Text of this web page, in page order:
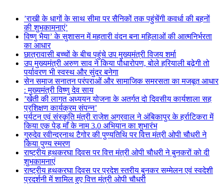
’राखी के धागों के साथ सीमा पर सैनिकों तक पहुंचेंगी कवर्धा की बहनों
की शुभकामनाएं’
विष्णु भैया’ के सुशासन में महतारी वंदन बना महिलाओं की आत्मनिर्भरता
का आधार
छात्रावासी बच्चों के बीच पहुंचे उप मुख्यमंत्री विजय शर्मा
उप मुख्यमंत्री अरुण साव ने किया पौधारोपण, बोले हरियाली बढ़ेगी तो
पर्यावरण भी स्वस्थ और सुंदर बनेगा
सेन समाज सनातन परंपराओं और सामाजिक समरसता का मजबूत आधार
: मुख्यमंत्री विष्णु देव साय
’खेती की लागत अध्ययन योजना के अतर्गत दो दिवसीय कार्यशाला सह
प्रशिक्षण कार्यक्रम संपन्न’
पर्यटन एवं संस्कृति मंत्री राजेश अग्रवाल ने अंबिकापुर के हर्राटिकरा में
किया एक पेड़ माँ के नाम 3.0 अभियान का शुभारंभ
गुरुदेव रवीन्द्रनाथ टैगोर की पुण्यतिथि पर वित्त मंत्री ओपी चौधरी ने
किया पुण्य स्मरण
राष्ट्रीय हथकरघा दिवस पर वित्त मंत्री ओपी चौधरी ने बुनकरों को दी
शुभकामनाएं
राष्ट्रीय हथकरघा दिवस पर प्रदेश स्तरीय बुनकर सम्मेलन एवं स्वदेशी
प्रदर्शनी में शामिल हुए वित्त मंत्री ओपी चौधरी